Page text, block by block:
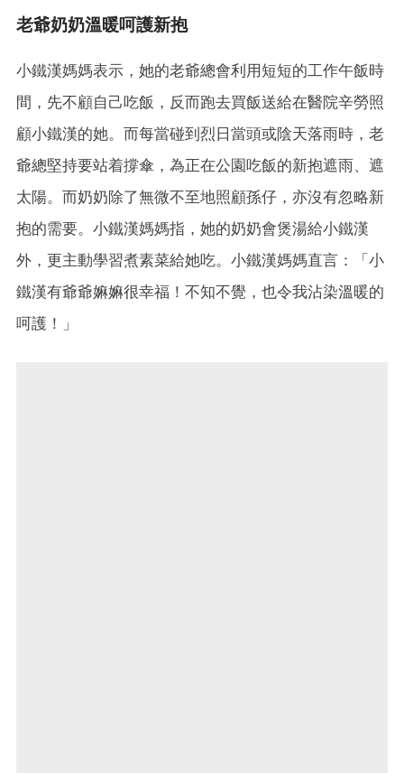
老爺奶奶溫暖呵護新抱
小鐵漢媽媽表示，她的老爺總會利用短短的工作午飯時
間，先不顧自己吃飯，反而跑去買飯送給在醫院辛勞照
顧小鐵漢的她。而每當碰到烈日當頭或陰天落雨時，老
爺總堅持要站着撐傘，為正在公園吃飯的新抱遮雨、遮
太陽。而奶奶除了無微不至地照顧孫仔，亦沒有忽略新
抱的需要。小鐵漢媽媽指，她的奶奶會煲湯給小鐵漢
外，更主動學習煮素菜給她吃。小鐵漢媽媽直言：「小
鐵漢有爺爺嫲嫲很幸福！不知不覺，也令我沾染溫暖的
呵護！」